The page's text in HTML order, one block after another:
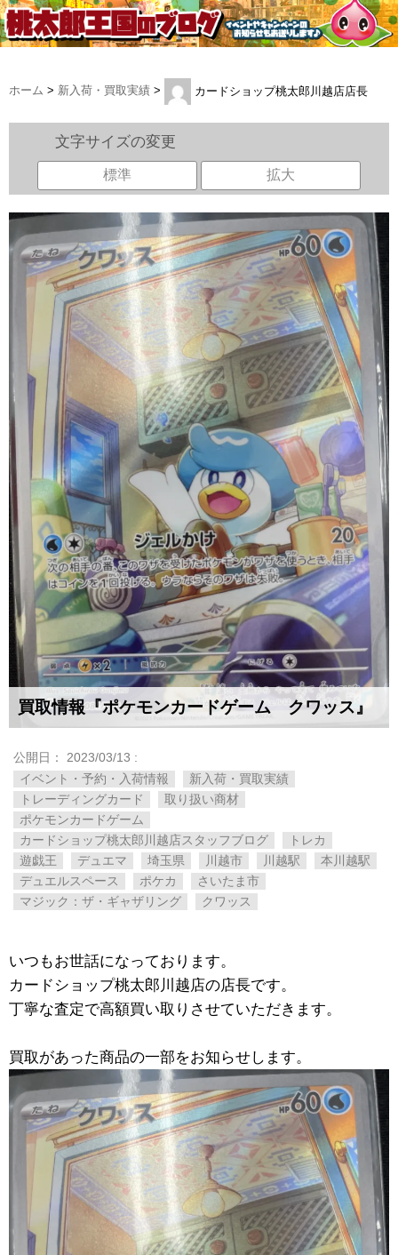
ホーム > 新入荷・買取実績 > カードショップ桃太郎川越店店長
文字サイズの変更
標準 拡大
買取情報『ポケモンカードゲーム クワッス』
公開日： 2023/03/13 :
イベント・予約・入荷情報
新入荷・買取実績
トレーディングカード
取り扱い商材
ポケモンカードゲーム
カードショップ桃太郎川越店スタッフブログ
トレカ
遊戯王
デュエマ 埼玉県 川越市 川越駅
本川越駅
デュエルスペース
ポケカ
さいたま市
マジック：ザ・ギャザリング
クワッス
いつもお世話になっております。
カードショップ桃太郎川越店の店長です。
丁寧な査定で高額買い取りさせていただきます。
買取があった商品の一部をお知らせします。